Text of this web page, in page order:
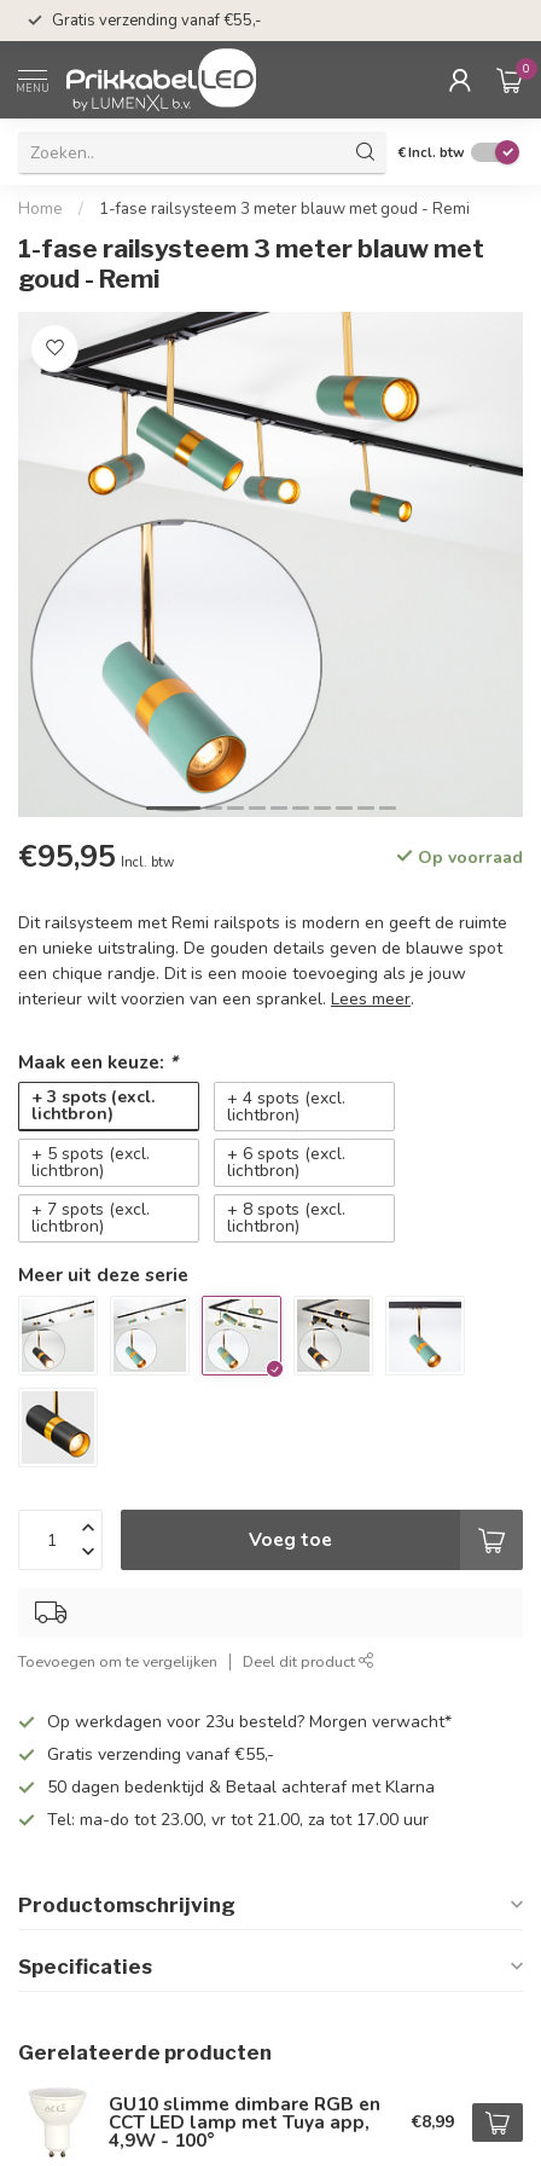
Gratis verzending vanaf €55,-
MENU
0
€Incl. btw
Home / 1-fase railsysteem 3 meter blauw met goud - Remi
1-fase railsysteem 3 meter blauw met
goud - Remi
€95,95 Incl. btw Op voorraad
Dit railsysteem met Remi railspots is modern en geeft de ruimte
en unieke uitstraling. De gouden details geven de blauwe spot
een chique randje. Dit is een mooie toevoeging als je jouw
interieur wilt voorzien van een sprankel. Lees meer.
Maak een keuze: *
+ 3 spots (excl.
lichtbron)
+ 4 spots (excl.
lichtbron)
+ 5 spots (excl.
lichtbron)
+ 6 spots (excl.
lichtbron)
+ 7 spots (excl.
lichtbron)
+ 8 spots (excl.
lichtbron)
Meer uit deze serie
Voeg toe
Toevoegen om te vergelijken Deel dit product
Op werkdagen voor 23u besteld? Morgen verwacht*
Gratis verzending vanaf €55,-
50 dagen bedenktijd & Betaal achteraf met Klarna
Tel: ma-do tot 23.00, vr tot 21.00, za tot 17.00 uur
Productomschrijving
Specificaties
Gerelateerde producten
GU10 slimme dimbare RGB en
CCT LED lamp met Tuya app,
4,9W - 100°
€8,99